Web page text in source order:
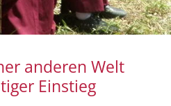
anderen Welt
Einstieg